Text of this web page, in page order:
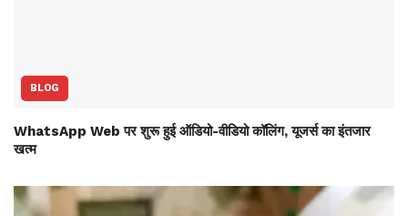
BLOG
WhatsApp Web पर शुरू हुई ऑडियो-वीडियो कॉलिंग, यूजर्स का इंतजार
खत्म